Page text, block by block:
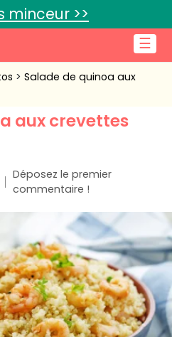
☰
minceur >>
Salade de quinoa aux
aux crevettes
Déposez le premier
commentaire !